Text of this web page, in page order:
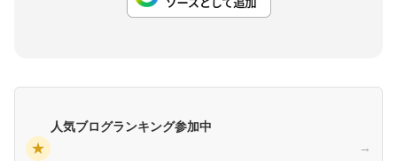
★
人気ブログランキング参加中
→